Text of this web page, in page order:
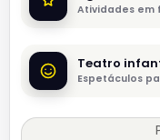
Atividades em
Teatro
Espetáculos